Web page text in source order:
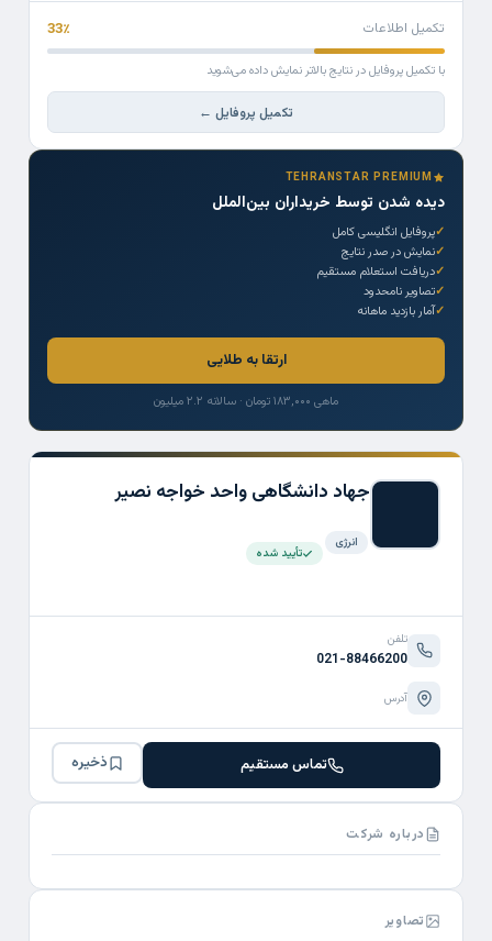
جهاد دانشگاهی واحد خواجه نصیر
انرژی
تأیید شده
تلفن
021-88466200
آدرس
تماس مستقیم ذخیره
درباره شرکت
تصاویر
تکمیل اطلاعات 33٪
با تکمیل پروفایل در نتایج بالاتر نمایش داده می‌شوید
تکمیل پروفایل ←
TEHRANSTAR PREMIUM
دیده شدن توسط خریداران بین‌الملل
پروفایل انگلیسی کامل
نمایش در صدر نتایج
دریافت استعلام مستقیم
تصاویر نامحدود
آمار بازدید ماهانه
ارتقا به طلایی
ماهی ۱۸۳,۰۰۰ تومان · سالانه ۲.۲ میلیون